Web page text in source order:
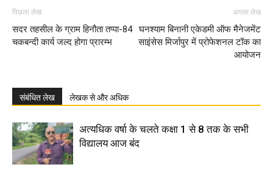
पिछला लेख
सदर तहसील के ग्राम हिनौता तप्पा-84
चकबन्दी कार्य जल्द होगा प्रारम्भ
अगला लेख
घनश्याम बिनानी एकेडमी ऑफ मैनेजमेंट
साइंसेस मिर्जापुर में प्रोफेशनल टॉक का
आयोजन
संबंधित लेख लेखक से और अधिक
अत्यधिक वर्षा के चलते कक्षा 1 से 8 तक के सभी
विद्यालय आज बंद